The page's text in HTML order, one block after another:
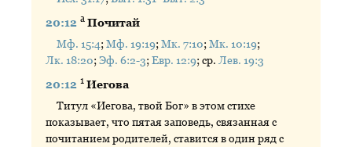
20:12а Почитай
Мф. 15:4;Мф. 19:19;Мк. 7:10;Мк. 10:19;
Лк. 18:20;Эф. 6:2-3;Евр. 12:9; ср. Лев. 19:3
20:121 Иегова
Титул «Иегова, твой Бог» в этом стихе
показывает, что пятая заповедь, связанная с
почитанием родителей, ставится в один ряд с